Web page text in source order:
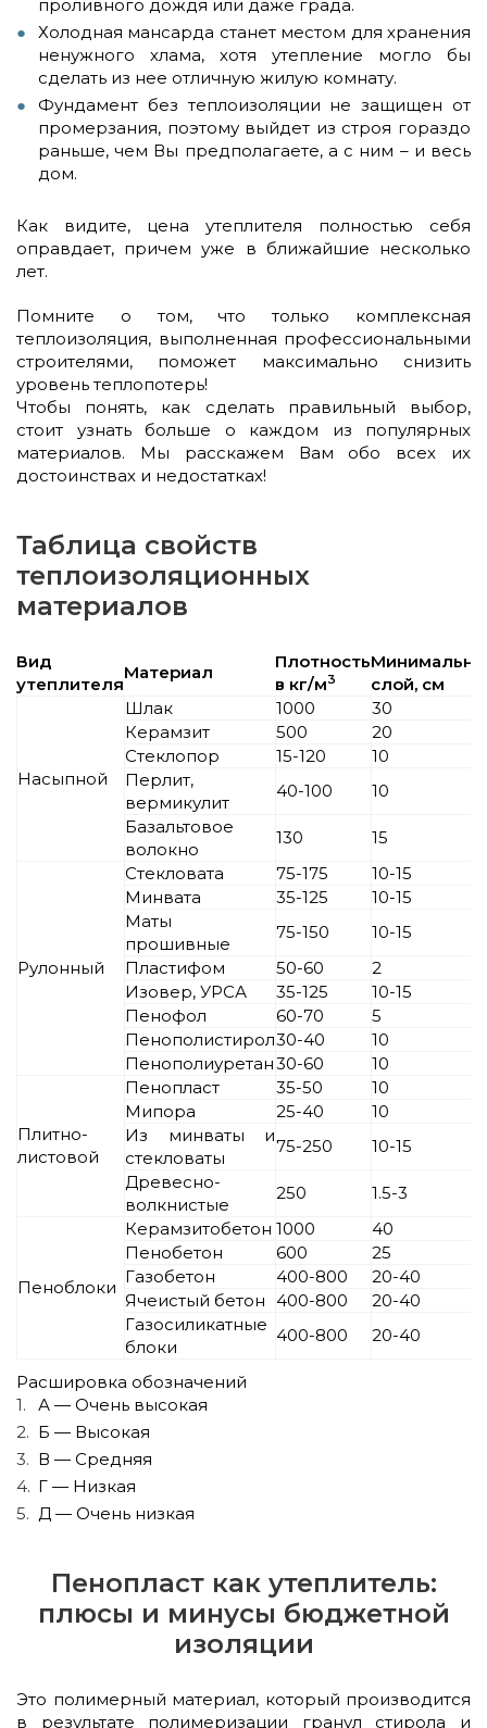
проливного дождя или даже града.
Холодная мансарда станет местом для хранения
ненужного хлама, хотя утепление могло бы
сделать из нее отличную жилую комнату.
Фундамент без теплоизоляции не защищен от
промерзания, поэтому выйдет из строя гораздо
раньше, чем Вы предполагаете, а с ним – и весь
дом.
Как видите, цена утеплителя полностью себя
оправдает, причем уже в ближайшие несколько
лет.
Помните о том, что только комплексная
теплоизоляция, выполненная профессиональными
строителями, поможет максимально снизить
уровень теплопотерь!
Чтобы понять, как сделать правильный выбор,
стоит узнать больше о каждом из популярных
материалов. Мы расскажем Вам обо всех их
достоинствах и недостатках!
Таблица свойств
теплоизоляционных
материалов
Вид
утеплителя
Материал
Плотность
в кг/м3
слой, см
Насыпной
Шлак 1000
30
Керамзит
500
20
Стеклопор
15-120
10
Перлит,
вермикулит
40-100
10
Базальтовое
волокно
130 15
Рулонный
Стекловата 75-175
10-15
Минвата
35-125
10-15
Маты
прошивные
75-150
10-15
Пластифом
50-60
2
Изовер, УРСА
35-125
10-15
Пенофол
60-70
5
Пенополистирол30-40
10
Пенополиуретан30-60 10
Плитно-
листовой
Пенопласт 35-50
10
Мипора
25-40
10
Из минваты и
стекловаты
75-250
10-15
Древесно-
волкнистые
250 1.5-3
Пеноблоки
Керамзитобетон 1000
40
Пенобетон
600
25
Газобетон
400-800
20-40
Ячеистый бетон 400-800
20-40
Газосиликатные
блоки
400-800 20-40
Расшировка обозначений
А — Очень высокая
Б — Высокая
В — Средняя
Г — Низкая
Д — Очень низкая
Пенопласт как утеплитель:
плюсы и минусы бюджетной
изоляции
Это полимерный материал, который производится
в результате полимеризации гранул стирола и